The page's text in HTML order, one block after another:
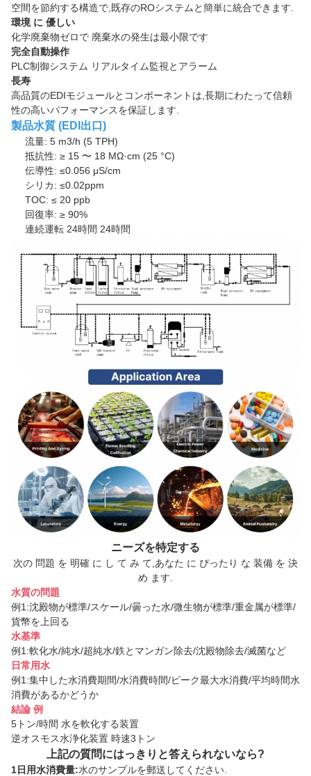
空間を節約する構造で,既存のROシステムと簡単に統合できます.
環境 に 優しい
化学廃棄物ゼロで 廃棄水の発生は最小限です
完全自動操作
PLC制御システム リアルタイム監視とアラーム
長寿
高品質のEDIモジュールとコンポーネントは,長期にわたって信頼
性の高いパフォーマンスを保証します.
製品水質 (EDI出口)
流量: 5 m3/h (5 TPH)
抵抗性: ≥ 15 〜 18 MΩ·cm (25 °C)
伝導性: ≤0.056 μS/cm
シリカ: ≤0.02ppm
TOC: ≤ 20 ppb
回復率: ≥ 90%
連続運転 24時間 24時間
ニーズを特定する
次の 問題 を 明確 に し て み て,あなた に ぴったり な 装備 を 決
め ます.
水質の問題
例1:沈殿物が標準/スケール/曇った水/微生物が標準/重金属が標準/
貨幣を上回る
水基準
例1:軟化水/純水/超純水/鉄とマンガン除去/沈殿物除去/滅菌など
日常用水
例1:集中した水消費期間/水消費時間/ピーク最大水消費/平均時間水
消費があるかどうか
結論 例
5トン/時間 水を軟化する装置
逆オスモス水浄化装置 時速3トン
上記の質問にはっきりと答えられないなら?
1日用水消費量:水のサンプルを郵送してください.